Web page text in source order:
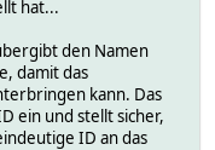
hat...
den Namen
damit das
kann. Das
ein und stellt sicher,
ID an das